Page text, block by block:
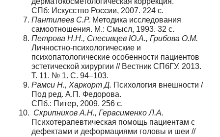
СПб: Искусство России, 2007. 224 с.
Пантилеев С.Р. Методика исследования
самоотношения. М.: Смысл, 1993. 32 с.
Петрова Н.Н., Спесивцев Ю.А., Грибова О.М.
Личностно-психологические и
психопатологические особенности пациентов
эстетической хирургии // Вестник СПбГУ. 2013.
Т. 11. № 1. С. 94–103.
Рамси Н., Харкорт Д. Психология внешности /
Под ред. А.П. Федорова.
СПб.: Питер, 2009. 256 с.
Скрипников А.Н., Герасименко Л.А.
Психотерапевтическая помощь пациентам с
дефектами и деформациями головы и шеи //